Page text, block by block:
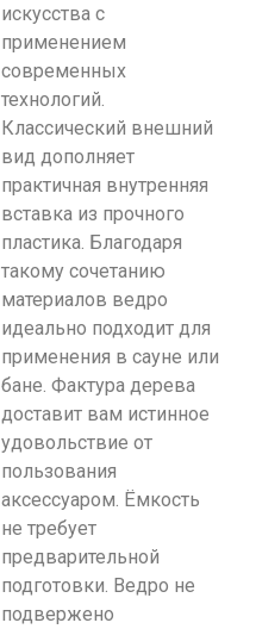
искусства с
применением
современных
технологий.
Классический внешний
вид дополняет
практичная внутренняя
вставка из прочного
пластика. Благодаря
такому сочетанию
материалов ведро
идеально подходит для
применения в сауне или
бане. Фактура дерева
доставит вам истинное
удовольствие от
пользования
аксессуаром. Ёмкость
не требует
предварительной
подготовки. Ведро не
подвержено